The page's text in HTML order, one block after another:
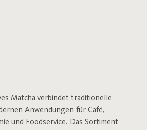
Matcha verbindet traditionelle
Anwendungen für Café,
und Foodservice. Das Sortiment